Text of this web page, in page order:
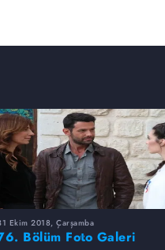
Ekim 2018, Çarşamba
Bölüm Foto Galeri